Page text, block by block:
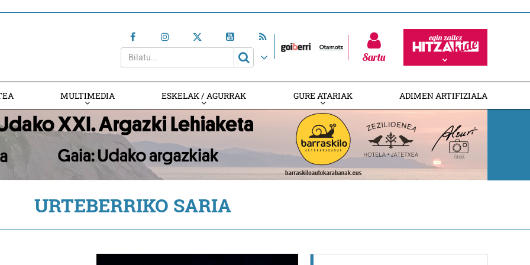
Sartu
MULTIMEDIA ESKELAK / AGURRAK GURE ATARIAK ADIMEN ARTIFIZIALA
URTEBERRIKO SARIA